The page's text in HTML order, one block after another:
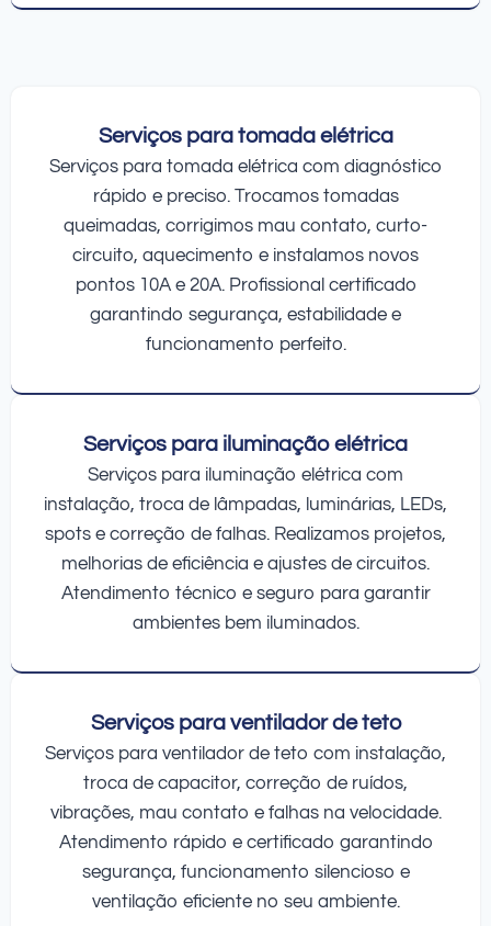
Serviços para tomada elétrica
Serviços para tomada elétrica com diagnóstico
rápido e preciso. Trocamos tomadas
queimadas, corrigimos mau contato, curto-
circuito, aquecimento e instalamos novos
pontos 10A e 20A. Profissional certificado
garantindo segurança, estabilidade e
funcionamento perfeito.
Serviços para iluminação elétrica
Serviços para iluminação elétrica com
instalação, troca de lâmpadas, luminárias, LEDs,
spots e correção de falhas. Realizamos projetos,
melhorias de eficiência e ajustes de circuitos.
Atendimento técnico e seguro para garantir
ambientes bem iluminados.
Serviços para ventilador de teto
Serviços para ventilador de teto com instalação,
troca de capacitor, correção de ruídos,
vibrações, mau contato e falhas na velocidade.
Atendimento rápido e certificado garantindo
segurança, funcionamento silencioso e
ventilação eficiente no seu ambiente.